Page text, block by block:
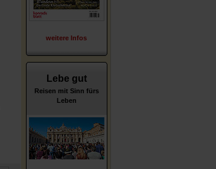
weitere Infos
Lebe gut
Reisen mit Sinn fürs
Leben